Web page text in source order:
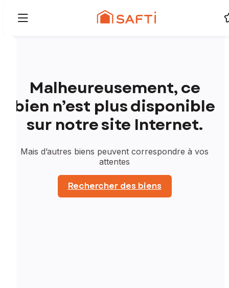
Malheureusement, ce
bien n’est plus disponible
sur notre site Internet.
Mais d’autres biens peuvent correspondre à vos
attentes
Rechercher des biens